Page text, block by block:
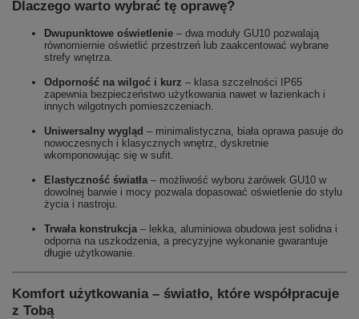
Dlaczego warto wybrać tę oprawę?
Dwupunktowe oświetlenie – dwa moduły GU10 pozwalają
równomiernie oświetlić przestrzeń lub zaakcentować wybrane
strefy wnętrza.
Odporność na wilgoć i kurz – klasa szczelności IP65
zapewnia bezpieczeństwo użytkowania nawet w łazienkach i
innych wilgotnych pomieszczeniach.
Uniwersalny wygląd – minimalistyczna, biała oprawa pasuje do
nowoczesnych i klasycznych wnętrz, dyskretnie
wkomponowując się w sufit.
Elastyczność światła– możliwość wyboru żarówek GU10 w
dowolnej barwie i mocy pozwala dopasować oświetlenie do stylu
życia i nastroju.
Trwała konstrukcja– lekka, aluminiowa obudowa jest solidna i
odporna na uszkodzenia, a precyzyjne wykonanie gwarantuje
długie użytkowanie.
Komfort użytkowania – światło, które współpracuje
z Tobą